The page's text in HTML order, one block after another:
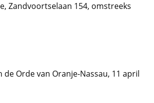
Zandvoortselaan 154, omstreeks
de Orde van Oranje-Nassau, 11 april